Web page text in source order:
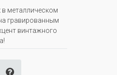
металлическом
гравированным
винтажного